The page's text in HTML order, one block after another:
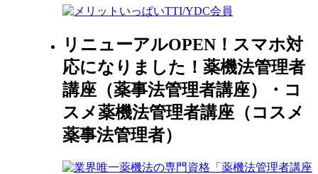
リニューアルOPEN！スマホ対
応になりました！薬機法管理者
講座（薬事法管理者講座）・コ
スメ薬機法管理者講座（コスメ
薬事法管理者）